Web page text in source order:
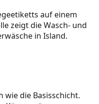
wie die Basisschicht.